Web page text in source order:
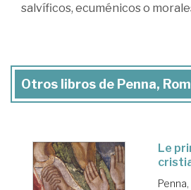
salvíficos, ecuménicos o
Otros libros de Penna,
Le